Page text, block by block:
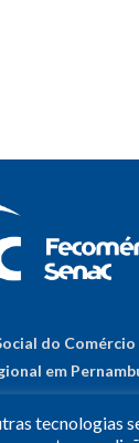
do Comércio
em
tecnologias